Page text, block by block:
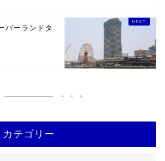
バーランドタ
カテゴリー